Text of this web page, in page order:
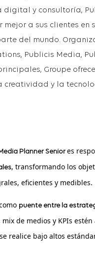
digital y consultoría,
mejor a sus clientes en
del mundo.
Publicis Media,
Groupe
creatividad y la
Planner Senior es
, transformando los
eficientes y medibles.
puente entre la
de medios y KPIs
realice bajo altos